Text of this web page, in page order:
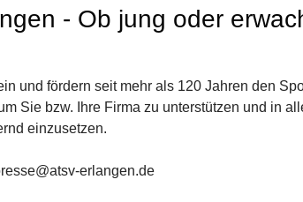
- Ob jung oder
und fördern seit mehr als 120 Jahren den
Sie bzw. Ihre Firma zu unterstützen und in
einzusetzen.
erlangen.de